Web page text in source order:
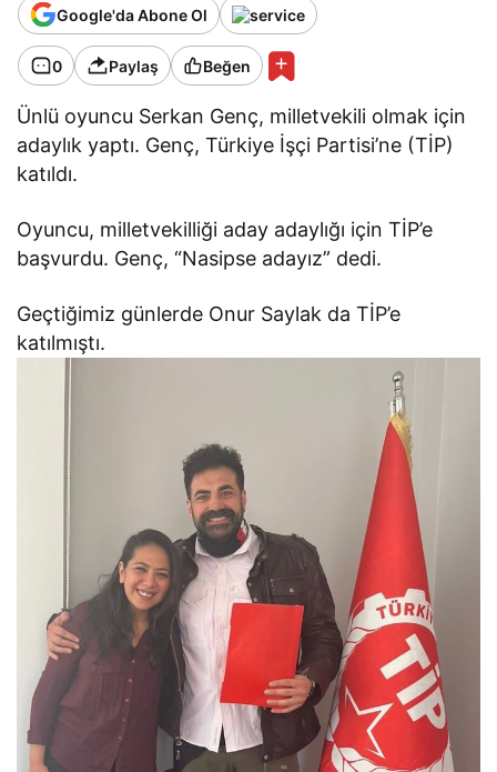
Google'da Abone Ol
0 Paylaş Beğen
Ünlü oyuncu Serkan Genç, milletvekili olmak için
adaylık yaptı. Genç, Türkiye İşçi Partisi’ne (TİP)
katıldı.
Oyuncu, milletvekilliği aday adaylığı için TİP’e
başvurdu. Genç, “Nasipse adayız” dedi.
Geçtiğimiz günlerde Onur Saylak da TİP’e
katılmıştı.